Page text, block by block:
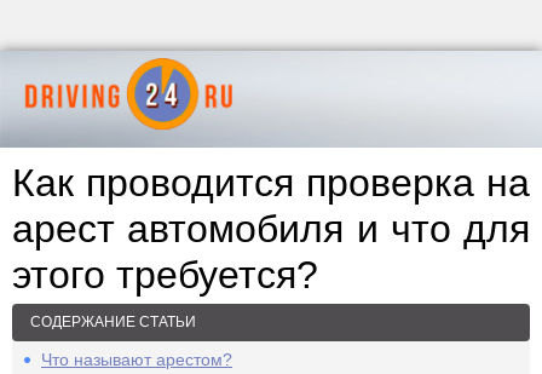
Как проводится проверка на
арест автомобиля и что для
этого требуется?
СОДЕРЖАНИЕ СТАТЬИ
Что называют арестом?